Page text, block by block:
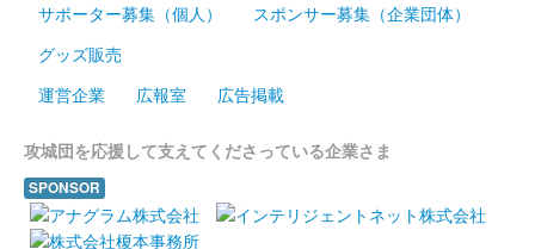
安中城 御城印
安中城 御城印 令和八年夏限定版
サポーター募集（個人）
スポンサー募集（企業団体）
グッズ販売
運営企業
広報室 広告掲載
攻城団を応援して支えてくださっている企業さま
SPONSOR